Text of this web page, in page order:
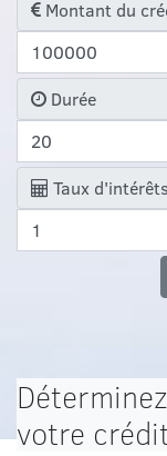
Montant du
Durée
Taux d'intérêts
votre